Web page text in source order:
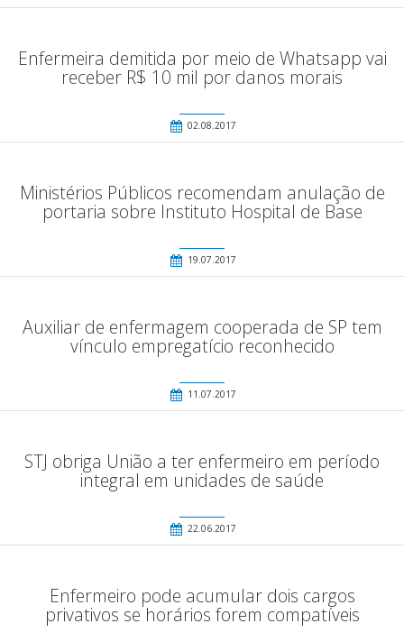
Enfermeira demitida por meio de Whatsapp vai
receber R$ 10 mil por danos morais
02.08.2017
Ministérios Públicos recomendam anulação de
portaria sobre Instituto Hospital de Base
19.07.2017
Auxiliar de enfermagem cooperada de SP tem
vínculo empregatício reconhecido
11.07.2017
STJ obriga União a ter enfermeiro em período
integral em unidades de saúde
22.06.2017
Enfermeiro pode acumular dois cargos
privativos se horários forem compatíveis